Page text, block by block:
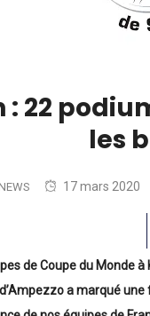
mots pour le dire :
Gut-Behrami met un terme à
: 22
les
17 mars 2020
de Coupe du Monde
a marqué